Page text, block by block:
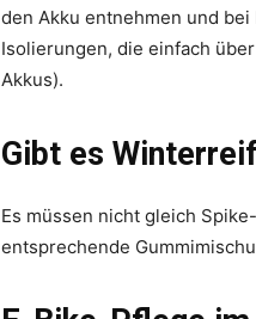
den Akku entnehmen und
Isolierungen, die einfach
Akkus).
Gibt es
Es müssen nicht gleich
entsprechende